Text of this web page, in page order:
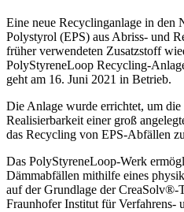
Eine neue Recyclinganlage in den
Polystyrol (EPS) aus Abriss- und
früher verwendeten Zusatzstoff
PolyStyreneLoop Recycling-
geht am 16. Juni 2021 in Betrieb.
Die Anlage wurde errichtet, um
Realisierbarkeit einer groß
das Recycling von EPS-Abfällen
Das PolyStyreneLoop-Werk
Dämmabfällen mithilfe eines
auf der Grundlage der
Fraunhofer Institut für Verfahrens-